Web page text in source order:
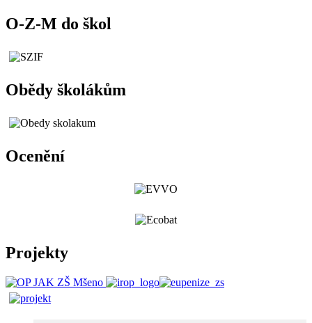
O-Z-M do škol
Obědy školákům
Ocenění
Projekty